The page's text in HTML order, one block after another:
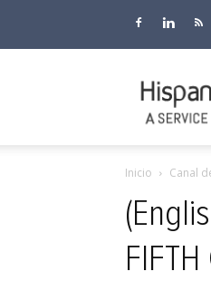
Inicio Canal
FIFTH